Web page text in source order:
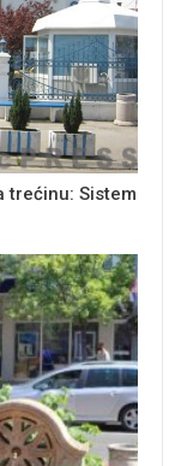
trećinu: Sistem